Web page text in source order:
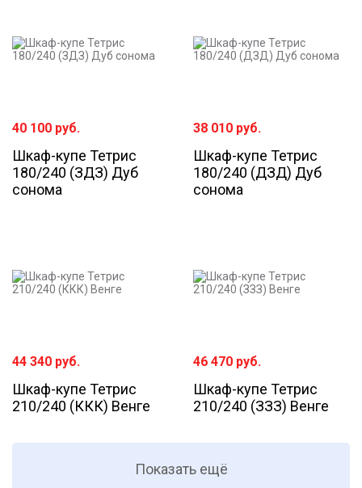
40 100 руб.
Шкаф-купе Тетрис
180/240 (ЗДЗ) Дуб
сонома
38 010 руб.
Шкаф-купе Тетрис
180/240 (ДЗД) Дуб
сонома
44 340 руб.
Шкаф-купе Тетрис
210/240 (ККК) Венге
46 470 руб.
Шкаф-купе Тетрис
210/240 (ЗЗЗ) Венге
Показать ещё